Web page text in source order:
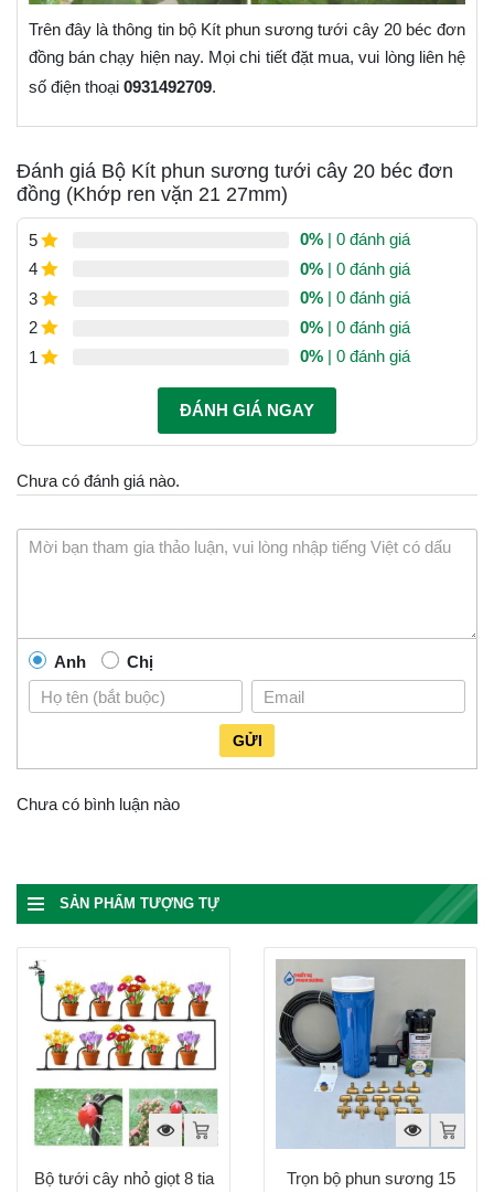
Trên đây là thông tin bộ Kít phun sương tưới cây 20 béc đơn
đồng bán chạy hiện nay. Mọi chi tiết đặt mua, vui lòng liên hệ
số điện thoại 0931492709.
Đánh giá Bộ Kít phun sương tưới cây 20 béc đơn
đồng (Khớp ren vặn 21 27mm)
5 0% | 0 đánh giá
4
0% | 0 đánh giá
3
0% | 0 đánh giá
2
0% | 0 đánh giá
1
0% | 0 đánh giá
ĐÁNH GIÁ NGAY
Chưa có đánh giá nào.
Anh Chị
GỬI
Chưa có bình luận nào
SẢN PHẨM TƯỢNG TỰ
Bộ tưới cây nhỏ giọt 8 tia
Trọn bộ phun sương 15